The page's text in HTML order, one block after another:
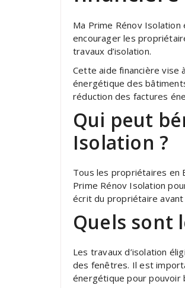
Ma Prime Rénov
encourager les
travaux d’isolation.
Cette aide financière vise
énergétique des
réduction des factures
Qui peut
Isolation ?
Tous les propriétaires en
Prime Rénov Isolation
écrit du propriétaire
Quels sont
Les travaux d’isolation
des fenêtres. Il est
énergétique pour pouvoir